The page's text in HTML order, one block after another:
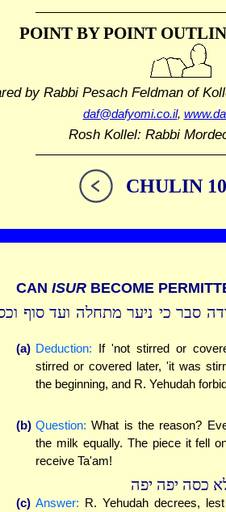
POINT BY POINT
by Rabbi Pesach Feldmanof
daf@dafyomi.co.il,
Rosh Kollel: Rabbi
CHULIN
CAN ISUR BECOME
סבר כי ניער מתחלה ועד סוף
(a) Deduction: If 'not stirred or
stirred or covered later, 'it was
the beginning, and R. Yehudah
(b) Question: What is the reason?
the milk equally. The piece it fell
receive Ta'am!
כסה יפה יפה
(c) Answer: R. Yehudah decrees,